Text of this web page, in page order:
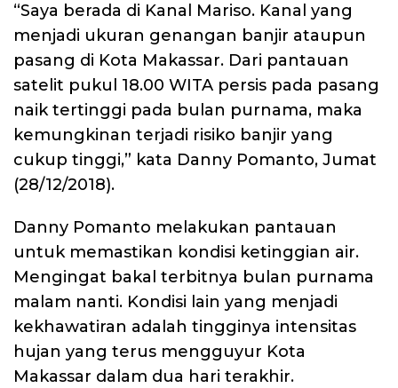
“Saya berada di Kanal Mariso. Kanal yang
menjadi ukuran genangan banjir ataupun
pasang di Kota Makassar. Dari pantauan
satelit pukul 18.00 WITA persis pada pasang
naik tertinggi pada bulan purnama, maka
kemungkinan terjadi risiko banjir yang
cukup tinggi,” kata Danny Pomanto, Jumat
(28/12/2018).
Danny Pomanto melakukan pantauan
untuk memastikan kondisi ketinggian air.
Mengingat bakal terbitnya bulan purnama
malam nanti. Kondisi lain yang menjadi
kekhawatiran adalah tingginya intensitas
hujan yang terus mengguyur Kota
Makassar dalam dua hari terakhir.